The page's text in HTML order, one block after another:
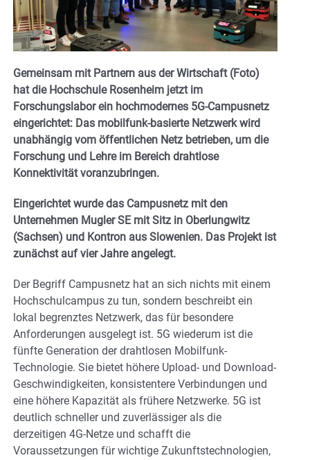
Gemeinsam mit Partnern aus der Wirtschaft (Foto)
hat die Hochschule Rosenheim jetzt im
Forschungslabor ein hochmodernes 5G-Campusnetz
eingerichtet: Das mobilfunk-basierte Netzwerk wird
unabhängig vom öffentlichen Netz betrieben, um die
Forschung und Lehre im Bereich drahtlose
Konnektivität voranzubringen.
Eingerichtet wurde das Campusnetz mit den
Unternehmen Mugler SE mit Sitz in Oberlungwitz
(Sachsen) und Kontron aus Slowenien. Das Projekt ist
zunächst auf vier Jahre angelegt.
Der Begriff Campusnetz hat an sich nichts mit einem
Hochschulcampus zu tun, sondern beschreibt ein
lokal begrenztes Netzwerk, das für besondere
Anforderungen ausgelegt ist. 5G wiederum ist die
fünfte Generation der drahtlosen Mobilfunk-
Technologie. Sie bietet höhere Upload- und Download-
Geschwindigkeiten, konsistentere Verbindungen und
eine höhere Kapazität als frühere Netzwerke. 5G ist
deutlich schneller und zuverlässiger als die
derzeitigen 4G-Netze und schafft die
Voraussetzungen für wichtige Zukunftstechnologien,